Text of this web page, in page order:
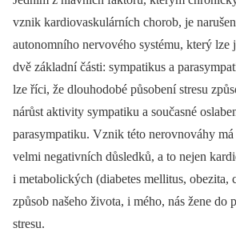
vznik kardiovaskulárních chorob, je
autonomního nervového systému, který lze
dvě základní části: sympatikus a
lze říci, že dlouhodobé působení stresu
nárůst aktivity sympatiku a současné
parasympatiku. Vznik této nerovnováhy má
velmi negativních důsledků, a to nejen
i metabolických (diabetes mellitus, obezita,
způsob našeho života, i mého, nás žene do
stresu.